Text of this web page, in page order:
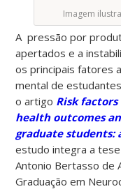
Imagem
A pressão por
apertados e a
os principais fatores
mental de
o artigo Risk
health outcomes
graduate students:
estudo integra a
Antonio Bertasso de
Graduação em